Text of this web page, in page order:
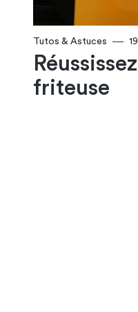
Tutos & Astuces
friteuse